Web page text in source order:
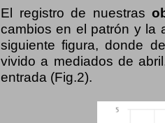
El registro de nuestras
cambios en el patrón y la
siguiente figura, donde
vivido a mediados de
entrada (Fig.2).